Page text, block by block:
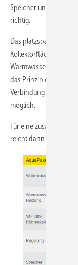
Speicher und
richtig.
Das platzsparende
Kollektorfläche sowie
Warmwasserspeicher.
das Prinzip einer
Verbindung mit einem
möglich.
Für eine zusätzliche
reicht dann die